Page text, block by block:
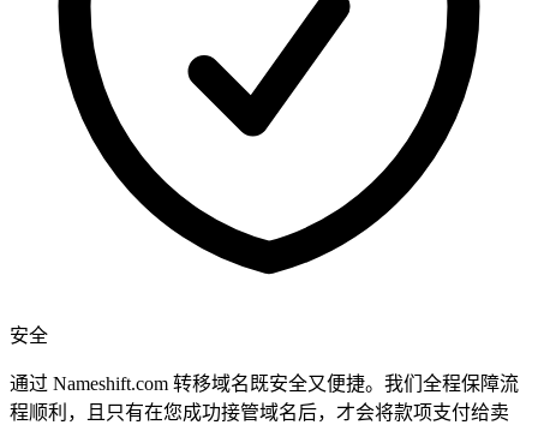
安全
通过 Nameshift.com 转移域名既安全又便捷。我们全程保障流
程顺利，且只有在您成功接管域名后，才会将款项支付给卖